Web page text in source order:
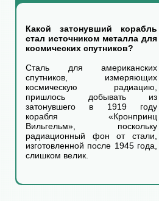
Какой затонувший корабль
стал источником металла для
космических спутников?
Сталь для американских
спутников, измеряющих
космическую радиацию,
пришлось добывать из
затонувшего в 1919 году
корабля «Кронпринц
Вильгельм», поскольку
радиационный фон от стали,
изготовленной после 1945 года,
слишком велик.